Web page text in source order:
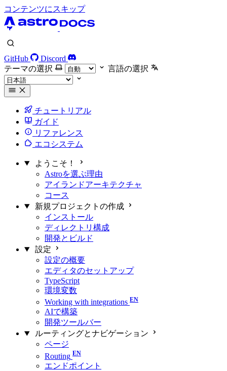
コンテンツにスキップ
GitHub
Discord
テーマの選択
言語の選択
チュートリアル
ガイド
リファレンス
エコシステム
ようこそ！
Astroを選ぶ理由
アイランドアーキテクチャ
コース
新規プロジェクトの作成
インストール
ディレクトリ構成
開発とビルド
設定
設定の概要
エディタのセットアップ
TypeScript
環境変数
Working with integrations
AIで構築
開発ツールバー
ルーティングとナビゲーション
ページ
Routing
エンドポイント